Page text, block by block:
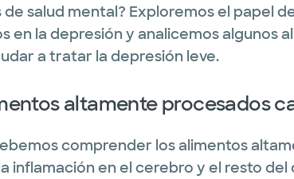
salud mental? Exploremos el papel
en la depresión y analicemos algunos
a tratar la depresión leve.
altamente procesados
comprender los alimentos
inflamación en el cerebro y el resto